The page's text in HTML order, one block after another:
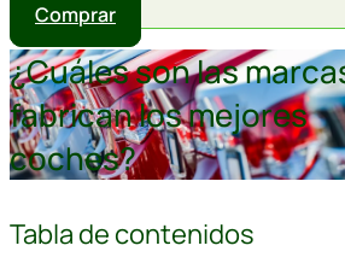
Comprar
¿Cuáles son las
fabrican los mejores
coches?
Tabla de contenidos